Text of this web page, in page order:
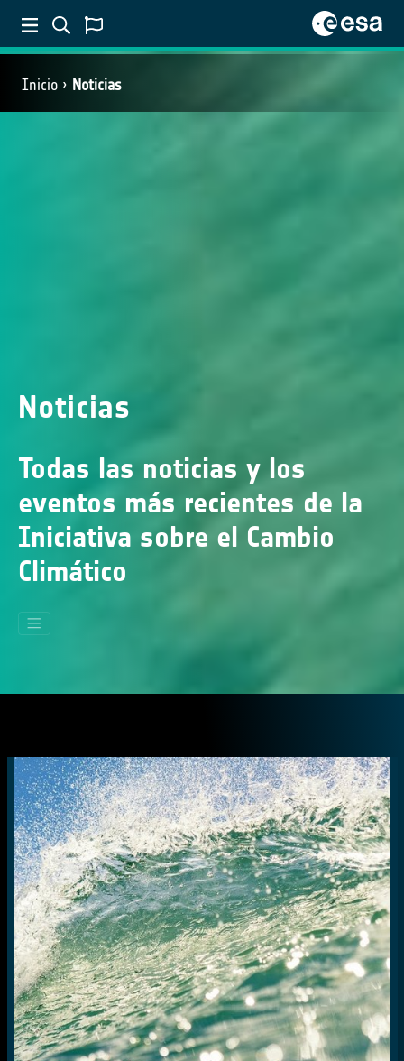
Inicio Noticias
Noticias
Todas las noticias y los
eventos más recientes de la
Iniciativa sobre el Cambio
Climático